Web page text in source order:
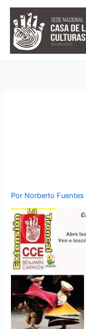
contenido
Por Norberto Fuentes